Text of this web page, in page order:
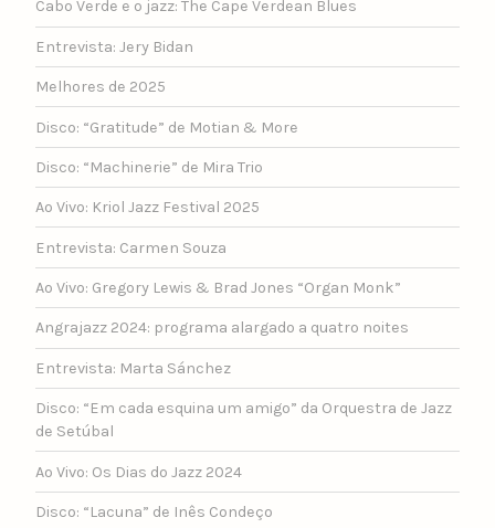
Cabo Verde e o jazz: The Cape Verdean Blues
Entrevista: Jery Bidan
Melhores de 2025
Disco: “Gratitude” de Motian & More
Disco: “Machinerie” de Mira Trio
Ao Vivo: Kriol Jazz Festival 2025
Entrevista: Carmen Souza
Ao Vivo: Gregory Lewis & Brad Jones “Organ Monk”
Angrajazz 2024: programa alargado a quatro noites
Entrevista: Marta Sánchez
Disco: “Em cada esquina um amigo” da Orquestra de Jazz
de Setúbal
Ao Vivo: Os Dias do Jazz 2024
Disco: “Lacuna” de Inês Condeço